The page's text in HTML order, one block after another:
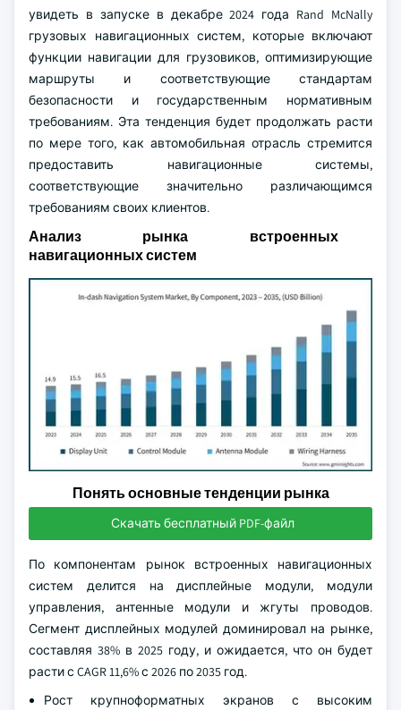
увидеть в запуске в декабре 2024 года Rand McNally
грузовых навигационных систем, которые включают
функции навигации для грузовиков, оптимизирующие
маршруты и соответствующие стандартам
безопасности и государственным нормативным
требованиям. Эта тенденция будет продолжать расти
по мере того, как автомобильная отрасль стремится
предоставить навигационные системы,
соответствующие значительно различающимся
требованиям своих клиентов.
Анализ рынка встроенных
навигационных систем
Понять основные тенденции рынка
Скачать бесплатный PDF-файл
По компонентам рынок встроенных навигационных
систем делится на дисплейные модули, модули
управления, антенные модули и жгуты проводов.
Сегмент дисплейных модулей доминировал на рынке,
составляя 38% в 2025 году, и ожидается, что он будет
расти с CAGR 11,6% с 2026 по 2035 год.
Рост крупноформатных экранов с высоким